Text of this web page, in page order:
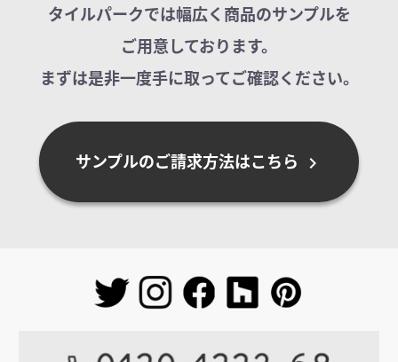
タイルパークでは幅広く商品のサンプルを
ご用意しております。
まずは是非一度手に取ってご確認ください。
サンプルのご請求方法はこちら chevron_right